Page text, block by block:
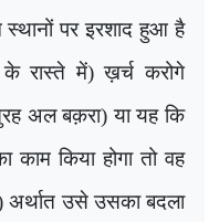
स्थानों पर इरशाद हुआ है
रास्ते में) ख़र्च करोगे
अल बक़रा) या यह कि
किया होगा तो वह
उसे उसका बदला